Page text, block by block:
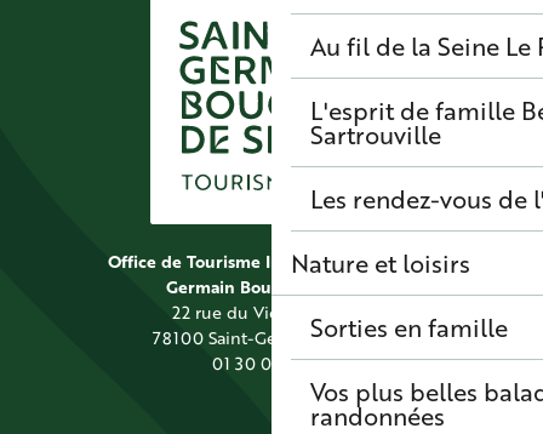
Au fil de la Seine Le
L'esprit de famille
Sartrouville
Les rendez-vous de
Nature et loisirs
Sorties en famille
Vos plus belles
randonnées
Où dormir ?
Office de Tourisme Intercommunal Saint
Germain Boucles de Seine
22 rue du Vieil Abreuvoir
78100 Saint-Germain-en-Laye
01 30 09 39 89